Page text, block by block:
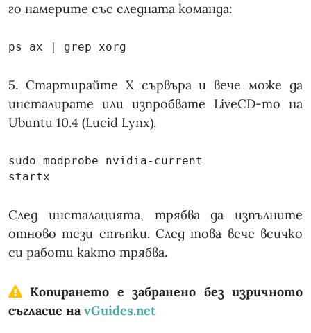
го намерите със следната команда:
ps ax | grep xorg
5. Стартирайте X сървъра и вече може да
инсталирате или изпробвате LiveCD-то на
Ubuntu 10.4 (Lucid Lynx).
sudo modprobe nvidia-current
startx
След инсталацията, трябва да изпълните
отново тези стъпки. След това вече всичко
си работи както трябва.
Копирането е забранено без изричното
съгласие наvGuides.net